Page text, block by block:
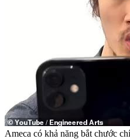
Ameca có khả năng bắt chước